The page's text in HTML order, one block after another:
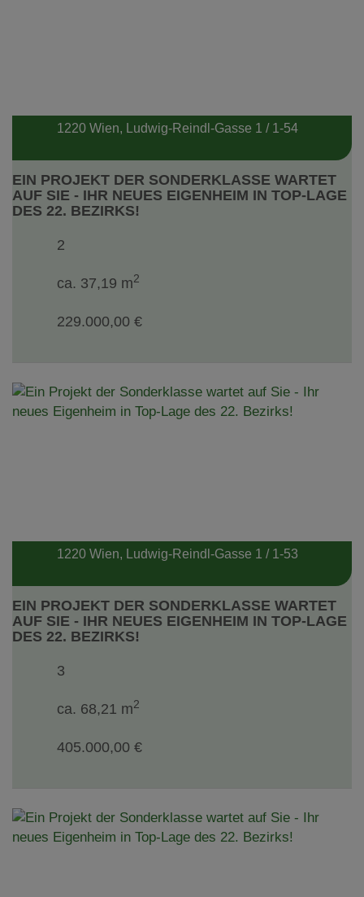
EIN PROJEKT DER SONDERKLASSE WARTET
AUF SIE - IHR NEUES EIGENHEIM IN TOP-LAGE
DES 22. BEZIRKS!
1220 Wien, Ludwig-Reindl-Gasse 1 / 1-54
2
ca. 37,19 m2
229.000,00 €
EIN PROJEKT DER SONDERKLASSE WARTET
AUF SIE - IHR NEUES EIGENHEIM IN TOP-LAGE
DES 22. BEZIRKS!
1220 Wien, Ludwig-Reindl-Gasse 1 / 1-53
3
ca. 68,21 m2
405.000,00 €